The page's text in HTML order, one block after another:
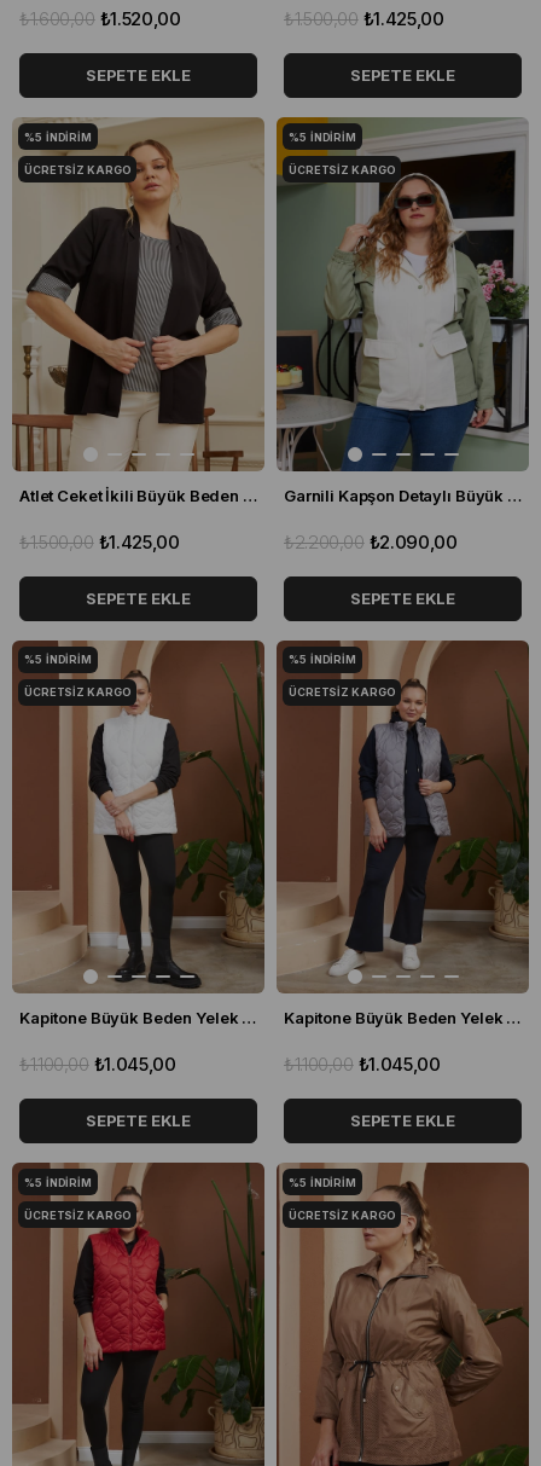
₺1.520,00
₺1.600,00
SEPETE EKLE
₺1.425,00
₺1.500,00
SEPETE EKLE
Atlet Ceket İkili Büyük Beden Takım Siyah
₺1.425,00
₺1.500,00
SEPETE EKLE
%5 İNDIRIM
ÜCRETSIZ KARGO
Garnili Kapşon Detaylı Büyük Beden Trençkot EKRU
₺2.090,00
₺2.200,00
SEPETE EKLE
%5 İNDIRIM
ÜCRETSIZ KARGO
Kapitone Büyük Beden Yelek Beyaz
₺1.045,00
₺1.100,00
SEPETE EKLE
%5 İNDIRIM
ÜCRETSIZ KARGO
Kapitone Büyük Beden Yelek Gri
₺1.045,00
₺1.100,00
SEPETE EKLE
%5 İNDIRIM
ÜCRETSIZ KARGO
%5 İNDIRIM
ÜCRETSIZ KARGO
%5 İNDIRIM
ÜCRETSIZ KARGO